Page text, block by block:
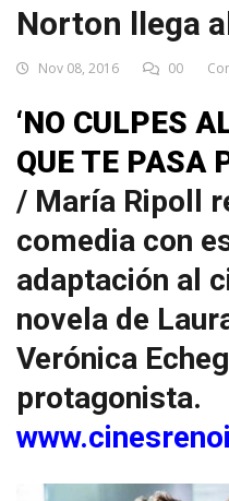
Norton llega
Nov 08, 2016 00
‘NO CULPES
QUE TE PASA
/ María Ripoll
comedia con
adaptación al
novela de
Verónica
protagonista.